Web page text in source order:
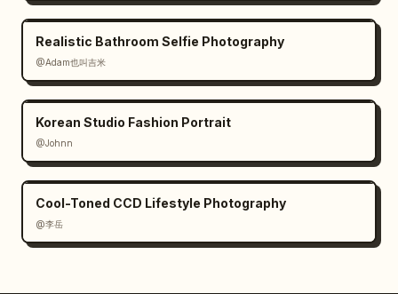
Realistic Bathroom Selfie Photography
@Adam也叫吉米
Korean Studio Fashion Portrait
@Johnn
Cool-Toned CCD Lifestyle Photography
@李岳